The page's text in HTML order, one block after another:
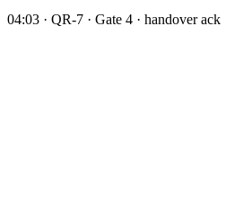
04:03 · QR-7 · Gate 4 · handover ack